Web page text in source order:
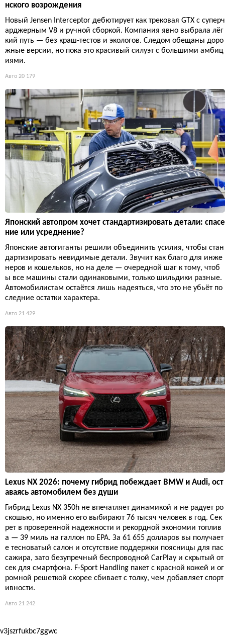
нского возрождения
Новый Jensen Interceptor дебютирует как трековая GTX с суперч
арджерным V8 и ручной сборкой. Компания явно выбрала лёг
кий путь — без краш-тестов и экологов. Следом обещаны доро
жные версии, но пока это красивый силуэт с большими амбиц
иями.
Авто 20 179
Японский автопром хочет стандартизировать детали: спасе
ние или усреднение?
Японские автогиганты решили объединить усилия, чтобы стан
дартизировать невидимые детали. Звучит как благо для инже
неров и кошельков, но на деле — очередной шаг к тому, чтоб
ы все машины стали одинаковыми, только шильдики разные.
Автомобилистам остаётся лишь надеяться, что это не убьёт по
следние остатки характера.
Авто 21 429
Lexus NX 2026: почему гибрид побеждает BMW и Audi, ост
аваясь автомобилем без души
Гибрид Lexus NX 350h не впечатляет динамикой и не радует ро
скошью, но именно его выбирают 76 тысяч человек в год. Сек
рет в проверенной надежности и рекордной экономии топлив
а — 39 миль на галлон по EPA. За 61 655 долларов вы получает
е тесноватый салон и отсутствие поддержки поясницы для пас
сажира, зато безупречный беспроводной CarPlay и скрытый от
сек для смартфона. F-Sport Handling пакет с красной кожей и ог
ромной решеткой скорее сбивает с толку, чем добавляет спорт
ивности.
Авто 21 242
v3jszrfukbc7ggwc